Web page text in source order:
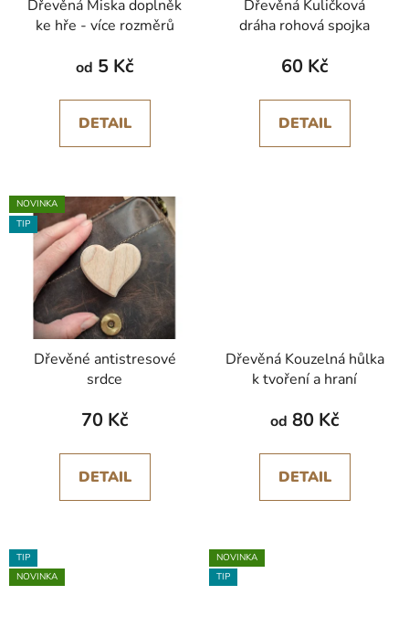
Dřevěná Miska doplněk
ke hře - více rozměrů
od 5 Kč
DETAIL
Dřevěná Kuličková
dráha rohová spojka
60 Kč
DETAIL
NOVINKA
TIP
Dřevěné antistresové
srdce
70 Kč
DETAIL
Dřevěná Kouzelná hůlka
k tvoření a hraní
od 80 Kč
DETAIL
TIP
NOVINKA
NOVINKA
TIP